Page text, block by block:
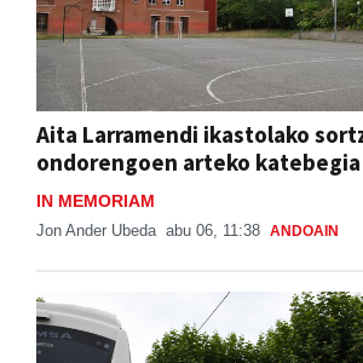
Aita Larramendi ikastolako
ondorengoen arteko katebegia
IN MEMORIAM
Jon Ander Ubeda abu 06, 11:38 ANDOAIN